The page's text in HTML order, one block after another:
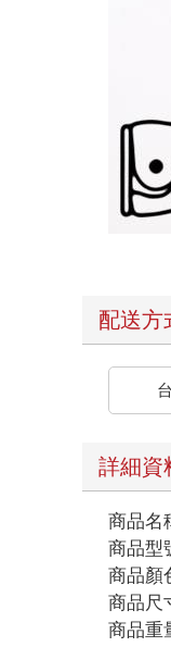
配送方
詳細資
商品名
商品型
商品顏
商品尺
商品重